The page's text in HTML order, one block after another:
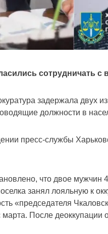
сотрудничать с
задержала двух
должности в
пресс-службы
что двое мужчин
занял лояльную к
«председателя
марта. После